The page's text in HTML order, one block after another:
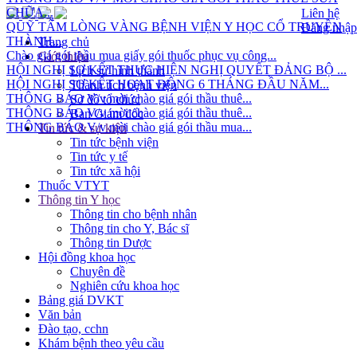
Liên hệ
Đăng nhập
Trang chủ
Giới thiệu
Lịch sử hình thành
Thành tích bệnh viện
Sơ đồ tổ chức
Ban Giám đốc
Tin tức & sự kiện
Tin tức bệnh viện
Tin tức y tế
Tin tức xã hội
Thuốc VTYT
Thông tin Y học
Thông tin cho bệnh nhân
Thông tin cho Y, Bác sĩ
Thông tin Dược
Hội đồng khoa học
Chuyên đề
Nghiên cứu khoa học
Bảng giá DVKT
Văn bản
Đào tạo, cchn
Khám bệnh theo yêu cầu
CHỮA...
QUỸ TẤM LÒNG VÀNG BỆNH VIỆN Y HỌC CỔ TRUYỀN
THÀNH...
Chào giá gói thầu mua giấy gói thuốc phục vụ công...
HỘI NGHỊ SƠ KẾT THỰC HIỆN NGHỊ QUYẾT ĐẢNG BỘ ...
HỘI NGHỊ SƠ KẾT HOẠT ĐỘNG 6 THÁNG ĐẦU NĂM...
THÔNG BÁO V/v mời chào giá gói thầu thuê...
THÔNG BÁO V/v mời chào giá gói thầu thuê...
THÔNG BÁO V/v mời chào giá gói thầu mua...